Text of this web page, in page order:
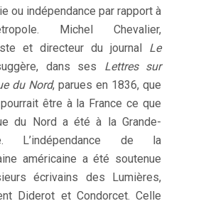
ou indépendance par rapport à
Michel Chevalier,
et directeur du journal Le
dans ses Lettres sur
du Nord, parues en 1836, que
pourrait être à la France ce que
du Nord a été à la Grande-
L’indépendance de la
américaine a été soutenue
écrivains des Lumières,
Diderot et Condorcet. Celle